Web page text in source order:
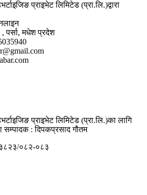
प्राइभेट लिमिटेड (प्रा.लि.)द्वारा
पर्सा, मधेश प्रदेश
प्राइभेट लिमिटेड (प्रा.लि.)का लागि
: दिपकप्रसाद गौतम
३८२३/०८२-०८३